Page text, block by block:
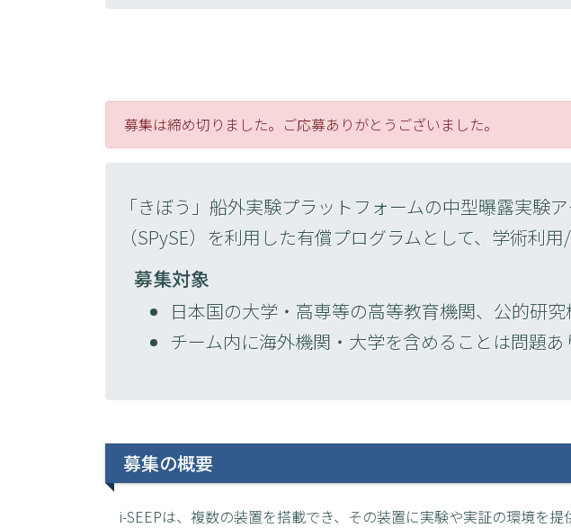
募集は締め切りました。ご応募ありがとうございました。
「きぼう」船外実験プラットフォームの中型曝露実験
（SPySE）を利用した有償プログラムとして、学術利
募集対象
日本国の大学・高専等の高等教育機関、公的研究
チーム内に海外機関・大学を含めることは問題あ
募集の概要
i-SEEPは、複数の装置を搭載でき、その装置に実験や実証の環境を